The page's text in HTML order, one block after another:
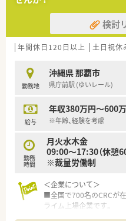
な方を募集しています。
《色々なステージがござ
■経営戦略室といった会
の昇給・昇格はもちろん、
す。
■入社後に管理薬剤師や
き次第ではすぐに幹部候
ど幅広い仕事がございま
検討
年間休日120日以上 土日祝休
勤務地
沖縄県 那覇市
県庁前駅 (ゆいレール)
給与
年収380万円～600
※年齢、経験を考慮
勤務
時間
月火水木金
09:00～17:30（休憩
※裁量労働制
＜企業について＞
■全国で700名のCRCが
ライム上場企業です。